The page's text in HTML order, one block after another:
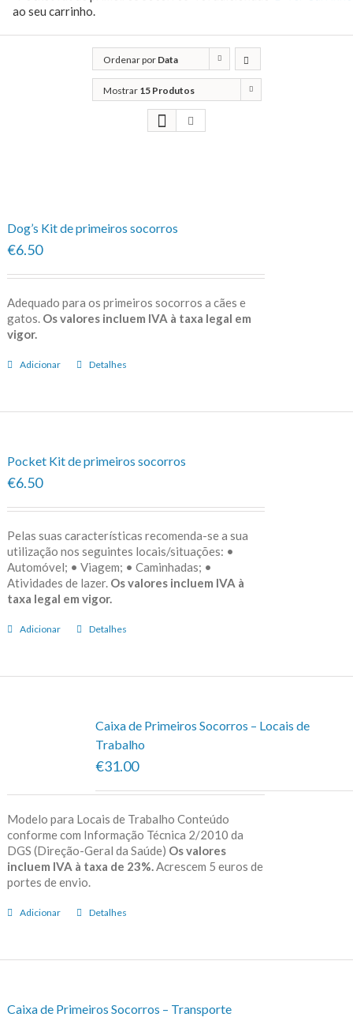
ao seu carrinho.
Ordenar por Data
Mostrar 15 Produtos
Dog’s Kit de primeiros socorros
€6.50
Adequado para os primeiros socorros a cães e
gatos. Os valores incluem IVA à taxa legal em
vigor.
Adicionar Detalhes
Pocket Kit de primeiros socorros
€6.50
Pelas suas características recomenda-se a sua
utilização nos seguintes locais/situações: •
Automóvel; • Viagem; • Caminhadas; •
Atividades de lazer. Os valores incluem IVA à
taxa legal em vigor.
Adicionar Detalhes
Caixa de Primeiros Socorros – Locais de
Trabalho
€31.00
Modelo para Locais de Trabalho Conteúdo
conforme com Informação Técnica 2/2010 da
DGS (Direção-Geral da Saúde) Os valores
incluem IVA à taxa de 23%. Acrescem 5 euros de
portes de envio.
Adicionar Detalhes
Caixa de Primeiros Socorros – Transporte